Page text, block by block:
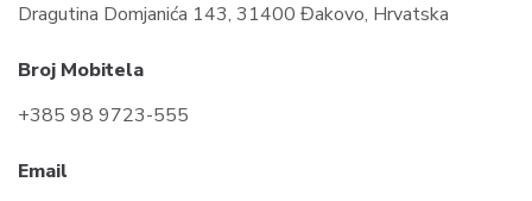
Dragutina Domjanića 143, 31400 Đakovo, Hrvatska
Broj Mobitela
+385 98 9723-555
Email